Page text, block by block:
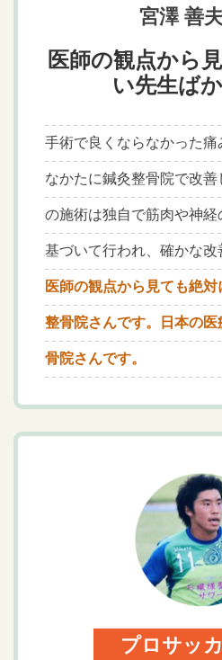
宮澤 善
医師の観点から
い先生ば
手術で良くならなかった
なかたに鍼灸整骨院で改
の施術は独自で筋肉や神経
基づいて行われ、確かな改
医師の観点から見ても絶
整骨院さんです。日本の
骨院さんです。
プロサッ